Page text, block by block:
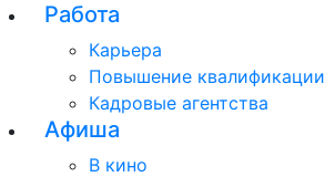
Работа
Карьера
Повышение квалификации
Кадровые агентства
Афиша
В кино